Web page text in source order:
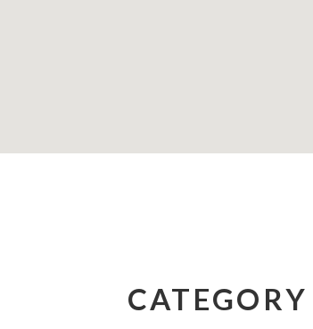
CATEGORY